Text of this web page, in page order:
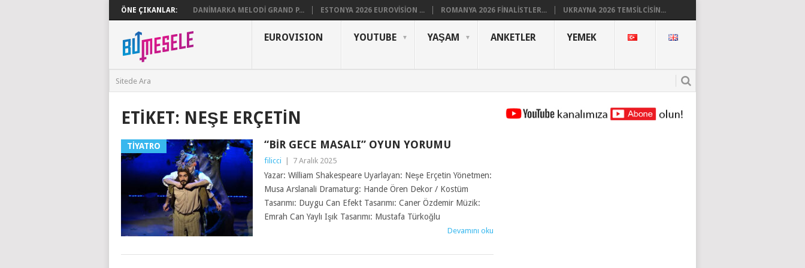
ÖNE ÇIKANLAR: DANIMARKA MELODI GRAND P... ESTONYA 2026 EUROVISION ... ROMANYA 2026 FINALISTLER... UKRAYNA 2026 TEMSILCISIN...
EUROVISION YOUTUBE YAŞAM ANKETLER YEMEK
ETIKET: NEŞE ERÇETIN
TIYATRO “BIR GECE MASALI” OYUN YORUMU
filicci 7 Aralık 2025
Yazar: William Shakespeare Uyarlayan: Neşe Erçetin Yönetmen:
Musa Arslanali Dramaturg: Hande Ören Dekor / Kostüm
Tasarımı: Duygu Can Efekt Tasarımı: Caner Özdemir Müzik:
Emrah Can Yaylı Işık Tasarımı: Mustafa Türkoğlu
Devamını oku